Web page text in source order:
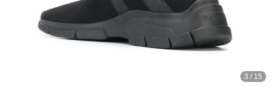
3 / 15